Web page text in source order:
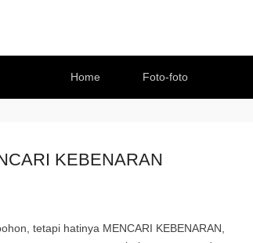
Home
Foto-foto
KEBENARAN
tetapi hatinya MENCARI KEBENARAN,